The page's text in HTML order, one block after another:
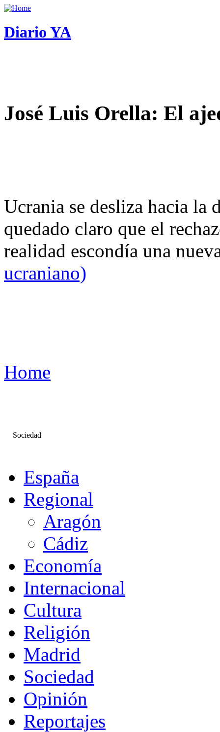
Diario YA
José Luis Orella: El
Ucrania se desliza hacia
quedado claro que el
realidad escondía una
ucraniano)
Home
Sociedad
España
Regional
Aragón
Cádiz
Economía
Internacional
Cultura
Religión
Madrid
Sociedad
Opinión
Reportajes